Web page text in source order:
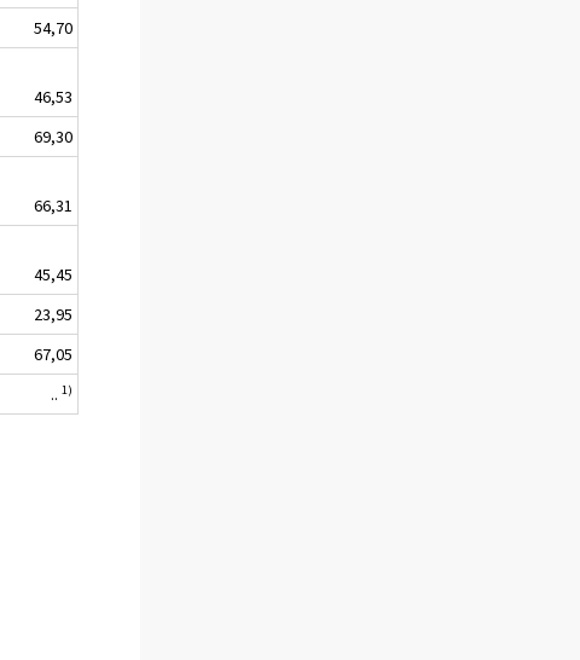
54,70
46,53
69,30
66,31
45,45
23,95
67,05
..1)